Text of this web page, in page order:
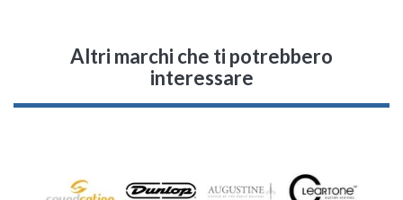
Altri marchi che ti potrebbero
interessare